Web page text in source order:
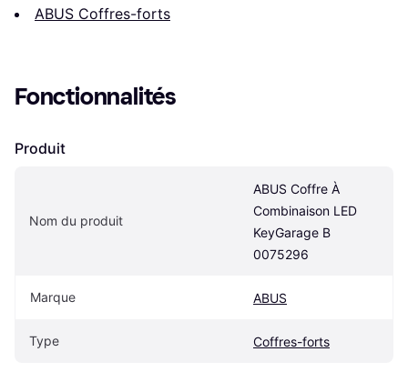
ABUS Coffres-forts
Fonctionnalités
Produit
Nom du produit
ABUS Coffre À
Combinaison LED
KeyGarage B
0075296
Marque ABUS
Type Coffres-forts